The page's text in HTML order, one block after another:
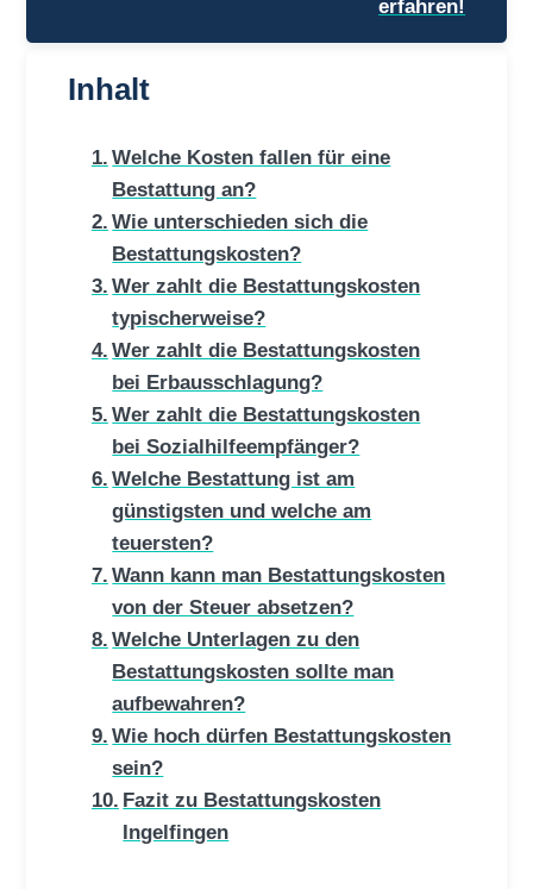
erfahren!
Inhalt
Welche Kosten fallen für eine
Bestattung an?
Wie unterschieden sich die
Bestattungskosten?
Wer zahlt die Bestattungskosten
typischerweise?
Wer zahlt die Bestattungskosten
bei Erbausschlagung?
Wer zahlt die Bestattungskosten
bei Sozialhilfeempfänger?
Welche Bestattung ist am
günstigsten und welche am
teuersten?
Wann kann man Bestattungskosten
von der Steuer absetzen?
Welche Unterlagen zu den
Bestattungskosten sollte man
aufbewahren?
Wie hoch dürfen Bestattungskosten
sein?
Fazit zu Bestattungskosten
Ingelfingen